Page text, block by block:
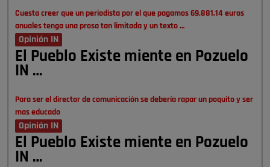
Cuesta creer que un periodista por el que pagamos 69.881,14 euros
anuales tenga una prosa tan limitada y un texto …
Opinión IN
El Pueblo Existe miente en Pozuelo
IN …
Para ser el director de comunicación se debería rapar un poquito y ser
mas educado
Opinión IN
El Pueblo Existe miente en Pozuelo
IN …